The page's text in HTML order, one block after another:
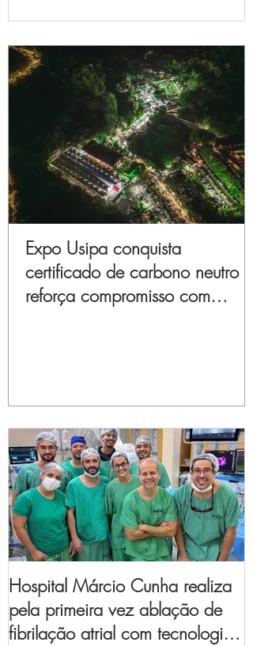
Expo Usipa conquista
certificado de carbono neutro e
reforça compromisso com
Hospital Márcio Cunha realiza
pela primeira vez ablação de
fibrilação atrial com tecnologia